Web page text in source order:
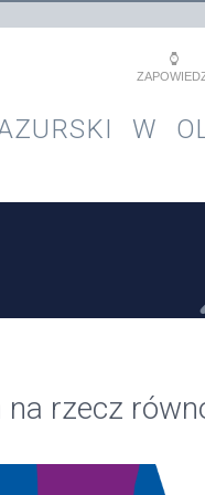
W
rzecz